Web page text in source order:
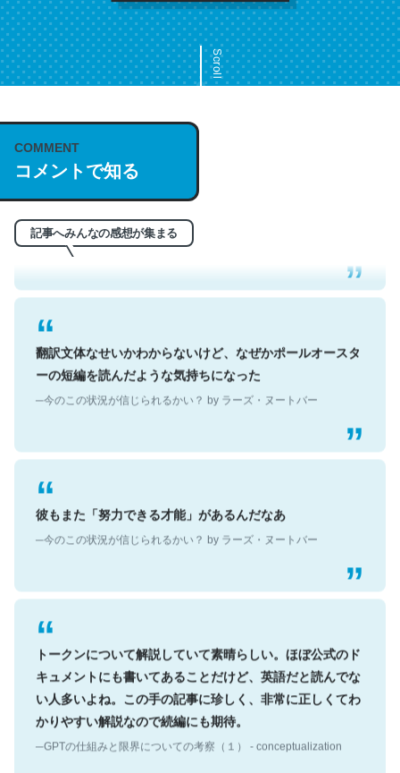
Scroll
COMMENT
コメントで知る
記事へみんなの感想が集まる
これは名文。彼はとてもクレバーなんだろうなと凄く思
う。英語少しでも読める人は原文もお勧め。自分はこの流
れ好き。Let’s Fucking Go. Then Covid hit. Shit.
─今のこの状況が信じられるかい？ by ラーズ・ヌートバー
翻訳文体なせいかわからないけど、なぜかポールオースタ
ーの短編を読んだような気持ちになった
─今のこの状況が信じられるかい？ by ラーズ・ヌートバー
彼もまた「努力できる才能」があるんだなあ
─今のこの状況が信じられるかい？ by ラーズ・ヌートバー
トークンについて解説していて素晴らしい。ほぼ公式のド
キュメントにも書いてあることだけど、英語だと読んでな
い人多いよね。この手の記事に珍しく、非常に正しくてわ
かりやすい解説なので続編にも期待。
─GPTの仕組みと限界についての考察（１） - conceptualization